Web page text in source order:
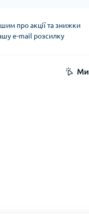
про акції та знижки
e-mail розсилку
Ми